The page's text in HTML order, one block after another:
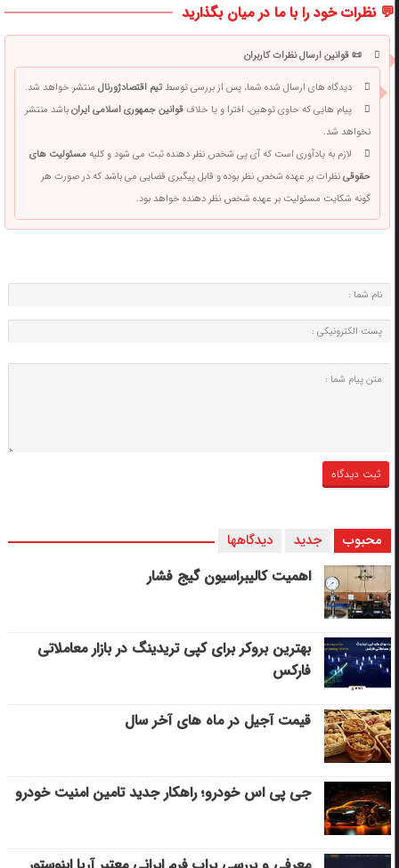
💬 نظرات خود را با ما در میان بگذارید
📜 قوانین ارسال نظرات کاربران
دیدگاه های ارسال شده شما، پس از بررسی توسطتیم اقتصادژورنالمنتشر خواهد شد.
پیام هایی که حاوی توهین، افترا و یا خلافقوانین جمهوری اسلامی ایرانباشد منتشر
نخواهد شد.
لازم به یادآوری است که آی پی شخص نظر دهنده ثبت می شود و کلیهمسئولیت های
حقوقینظرات بر عهده شخص نظر بوده و قابل پیگیری قضایی می باشد که در صورت هر
گونه شکایت مسئولیت بر عهده شخص نظر دهنده خواهد بود.
محبوب جدید دیدگاهها
اهمیت کالیبراسیون گیج فشار
بهترین بروکر برای کپی‌ تریدینگ در بازار معاملاتی
فارکس
قیمت آجیل در ماه های آخر سال
جی پی اس خودرو؛ راهکار جدید تامین امنیت خودرو